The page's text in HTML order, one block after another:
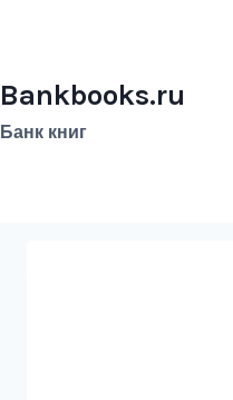
Bankbooks.ru
Банк книг